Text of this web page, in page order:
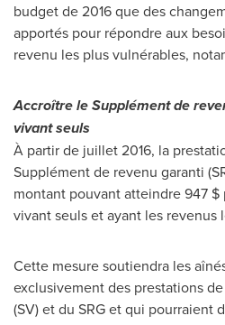
budget de 2016 que des
apportés pour répondre aux
revenu les plus vulnérables,
Accroître le Supplément de
vivant seuls
À partir de juillet 2016, la
Supplément de revenu garanti
montant pouvant atteindre 947 $
vivant seuls et ayant les revenus
Cette mesure soutiendra les
exclusivement des prestations
(SV) et du SRG et qui pourraient